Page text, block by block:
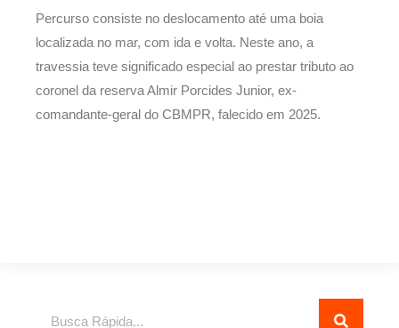
Percurso consiste no deslocamento até uma boia
localizada no mar, com ida e volta. Neste ano, a
travessia teve significado especial ao prestar tributo ao
coronel da reserva Almir Porcides Junior, ex-
comandante-geral do CBMPR, falecido em 2025.